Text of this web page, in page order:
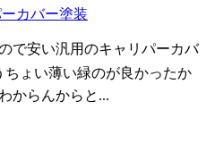
カバー塗装
で安い汎用のキャリパーカバ
ちょい薄い緑のが良かったか
からんからと...